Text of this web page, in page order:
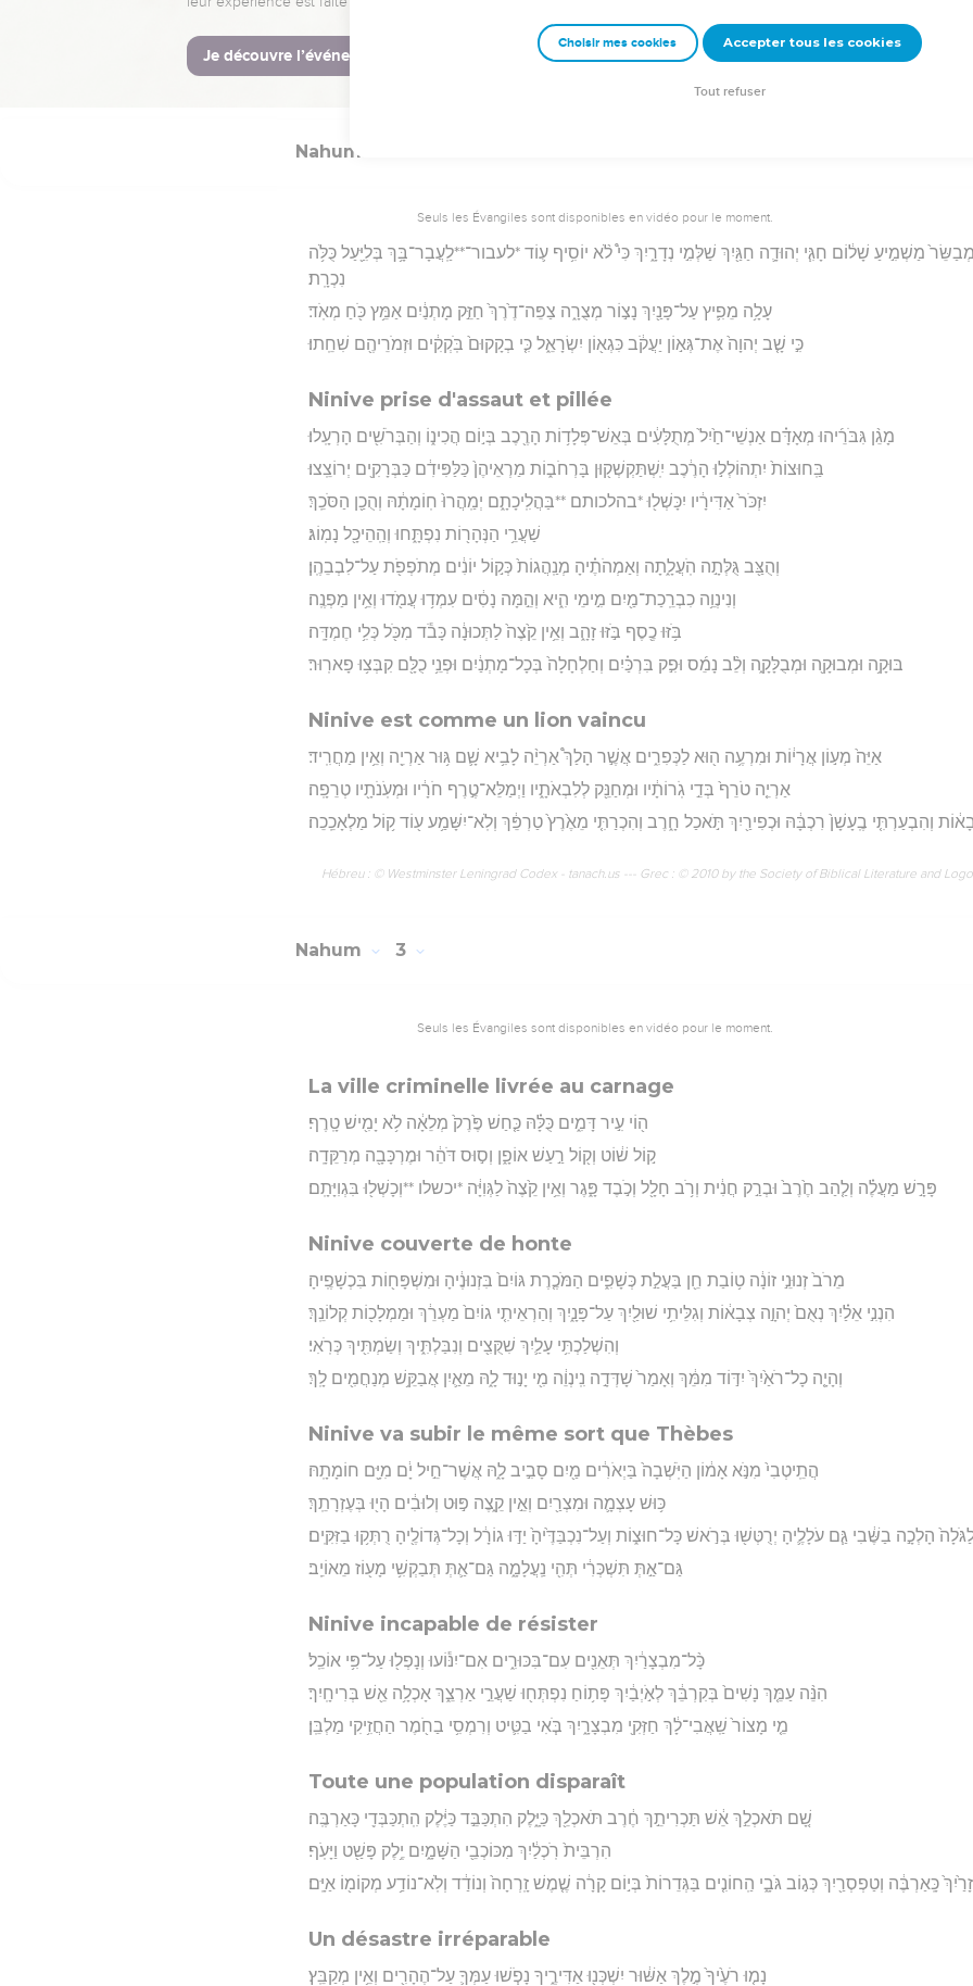
וְצִוָּ֤ה עָלֶ֙יךָ֙ יְהוָ֔ה לֹֽא־יִזָּרַ֥ע מִשִּׁמְךָ֖ ע֑וֹד מִבֵּ֨ית אֱלֹהֶ֜יךָ אַכְרִ֨ית פֶּ֧סֶל וּמַסֵּכָ֛ה אָשִׂ֥ים קִבְרֶ֖ךָ כִּ֥י קַלּֽוֹתָ׃
Hébreu : © Westminster Leningrad Codex - tanach.us --- Grec : © 2010 by the Society of Biblical Literature and
Nahum
Seuls les Évangiles sont disponibles en vidéo pour le moment.
מַשְׁמִ֣יעַ שָׁל֔וֹם חָגִּ֧י יְהוּדָ֛ה חַגַּ֖יִךְ שַׁלְּמִ֣י נְדָרָ֑יִךְ כִּי֩ לֹ֨א יוֹסִ֥יף ע֛וֹד *לעבור־**לַֽעֲבָר־בָּ֥ךְ בְּלִיַּ֖עַל כֻּלֹּ֥ה
נִכְרָֽת׃
עָלָ֥ה מֵפִ֛יץ עַל־פָּנַ֖יִךְ נָצ֣וֹר מְצֻרָ֑ה צַפֵּה־דֶ֙רֶךְ֙ חַזֵּ֣ק מָתְנַ֔יִם אַמֵּ֥ץ כֹּ֖חַ מְאֹֽד׃
כִּ֣י שָׁ֤ב יְהוָה֙ אֶת־גְּא֣וֹן יַעֲקֹ֔ב כִּגְא֖וֹן יִשְׂרָאֵ֑ל כִּ֤י בְקָקוּם֙ בֹּֽקְקִ֔ים וּזְמֹרֵיהֶ֖ם שִׁחֵֽתוּ׃
Ninive prise d'assaut et pillée
מָגֵ֨ן גִּבֹּרֵ֜יהוּ מְאָדָּ֗ם אַנְשֵׁי־חַ֙יִל֙ מְתֻלָּעִ֔ים בְּאֵשׁ־פְּלָד֥וֹת הָרֶ֖כֶב בְּי֣וֹם הֲכִינ֑וֹ וְהַבְּרֹשִׁ֖ים הָרְעָֽלוּ׃
בַּֽחוּצוֹת֙ יִתְהוֹלְל֣וּ הָרֶ֔כֶב יִֽשְׁתַּקְשְׁק֖וּן בָּרְחֹב֑וֹת מַרְאֵיהֶן֙ כַּלַּפִּידִ֔ם כַּבְּרָקִ֖ים יְרוֹצֵֽצוּ׃
יִזְכֹּר֙ אַדִּירָ֔יו יִכָּשְׁל֖וּ *בהלכותם **בַּהֲלִֽיכָתָ֑ם יְמַֽהֲרוּ֙ חֽוֹמָתָ֔הּ וְהֻכַ֖ן הַסֹּכֵֽךְ׃
שַׁעֲרֵ֥י הַנְּהָר֖וֹת נִפְתָּ֑חוּ וְהַֽהֵיכָ֖ל נָמֽוֹג׃
וְהֻצַּ֖ב גֻּלְּתָ֣ה הֹֽעֲלָ֑תָה וְאַמְהֹתֶ֗יהָ מְנַֽהֲגוֹת֙ כְּק֣וֹל יוֹנִ֔ים מְתֹפְפֹ֖ת עַל־לִבְבֵהֶֽן׃
וְנִינְוֵ֥ה כִבְרֵֽכַת־מַ֖יִם מִ֣ימֵי הִ֑יא וְהֵ֣מָּה נָסִ֔ים עִמְד֥וּ עֲמֹ֖דוּ וְאֵ֥ין מַפְנֶֽה׃
בֹּ֥זּוּ כֶ֖סֶף בֹּ֣זּוּ זָהָ֑ב וְאֵ֥ין קֵ֙צֶה֙ לַתְּכוּנָ֔ה כָּבֹ֕ד מִכֹּ֖ל כְּלִ֥י חֶמְדָּֽה׃
בּוּקָ֥ה וּמְבוּקָ֖ה וּמְבֻלָּקָ֑ה וְלֵ֨ב נָמֵ֜ס וּפִ֣ק בִּרְכַּ֗יִם וְחַלְחָלָה֙ בְּכָל־מָתְנַ֔יִם וּפְנֵ֥י כֻלָּ֖ם קִבְּצ֥וּ פָארֽוּר׃
Ninive est comme un lion vaincu
אַיֵּה֙ מְע֣וֹן אֲרָי֔וֹת וּמִרְעֶ֥ה ה֖וּא לַכְּפִרִ֑ים אֲשֶׁ֣ר הָלַךְ֩ אַרְיֵ֨ה לָבִ֥יא שָׁ֛ם גּ֥וּר אַרְיֵ֖ה וְאֵ֥ין מַחֲרִֽיד׃
אַרְיֵ֤ה טֹרֵף֙ בְּדֵ֣י גֹֽרוֹתָ֔יו וּמְחַנֵּ֖ק לְלִבְאֹתָ֑יו וַיְמַלֵּא־טֶ֣רֶף חֹרָ֔יו וּמְעֹֽנֹתָ֖יו טְרֵפָֽה׃
וְהִבְעַרְתִּ֤י בֶֽעָשָׁן֙ רִכְבָּ֔הּ וּכְפִירַ֖יִךְ תֹּ֣אכַל חָ֑רֶב וְהִכְרַתִּ֤י מֵאֶ֙רֶץ֙ טַרְפֵּ֔ךְ וְלֹֽא־יִשָּׁמַ֥ע ע֖וֹד ק֥וֹל מַלְאָכֵֽכֵה׃
Hébreu : © Westminster Leningrad Codex - tanach.us --- Grec : © 2010 by the Society of Biblical Literature and
Nahum 3
Seuls les Évangiles sont disponibles en vidéo pour le moment.
La ville criminelle livrée au carnage
ה֖וֹי עִ֣יר דָּמִ֑ים כֻּלָּ֗הּ כַּ֤חַשׁ פֶּ֙רֶק֙ מְלֵאָ֔ה לֹ֥א יָמִ֖ישׁ טָֽרֶף׃
ק֣וֹל שׁ֔וֹט וְק֖וֹל רַ֣עַשׁ אוֹפָ֑ן וְס֣וּס דֹּהֵ֔ר וּמֶרְכָּבָ֖ה מְרַקֵּדָֽה׃
פָּרָ֣שׁ מַעֲלֶ֗ה וְלַ֤הַב חֶ֙רֶב֙ וּבְרַ֣ק חֲנִ֔ית וְרֹ֥ב חָלָ֖ל וְכֹ֣בֶד פָּ֑גֶר וְאֵ֥ין קֵ֙צֶה֙ לַגְּוִיָּ֔ה *יכשלו **וְכָשְׁל֖וּ בִּגְוִיָּתָֽם׃
Ninive couverte de honte
מֵרֹב֙ זְנוּנֵ֣י זוֹנָ֔ה ט֥וֹבַת חֵ֖ן בַּעֲלַ֣ת כְּשָׁפִ֑ים הַמֹּכֶ֤רֶת גּוֹיִם֙ בִּזְנוּנֶ֔יהָ וּמִשְׁפָּח֖וֹת בִּכְשָׁפֶֽיהָ׃
הִנְנִ֣י אֵלַ֗יִךְ נְאֻם֙ יְהוָ֣ה צְבָא֔וֹת וְגִלֵּיתִ֥י שׁוּלַ֖יִךְ עַל־פָּנָ֑יִךְ וְהַרְאֵיתִ֤י גוֹיִם֙ מַעְרֵ֔ךְ וּמַמְלָכ֖וֹת קְלוֹנֵֽךְ׃
וְהִשְׁלַכְתִּ֥י עָלַ֛יִךְ שִׁקֻּצִ֖ים וְנִבַּלְתִּ֑יךְ וְשַׂמְתִּ֖יךְ כְּרֹֽאִי׃
וְהָיָ֤ה כָל־רֹאַ֙יִךְ֙ יִדּ֣וֹד מִמֵּ֔ךְ וְאָמַר֙ שָׁדְּדָ֣ה נִֽינְוֵ֔ה מִ֖י יָנ֣וּד לָ֑הּ מֵאַ֛יִן אֲבַקֵּ֥שׁ מְנַחֲמִ֖ים לָֽךְ׃
Ninive va subir le même sort que Thèbes
הֲתֵֽיטְבִי֙ מִנֹּ֣א אָמ֔וֹן הַיֹּֽשְׁבָה֙ בַּיְאֹרִ֔ים מַ֖יִם סָבִ֣יב לָ֑הּ אֲשֶׁר־חֵ֣יל יָ֔ם מִיָּ֖ם חוֹמָתָֽהּ׃
כּ֥וּשׁ עָצְמָ֛ה וּמִצְרַ֖יִם וְאֵ֣ין קֵ֑צֶה פּ֣וּט וְלוּבִ֔ים הָי֖וּ בְּעֶזְרָתֵֽךְ׃
הָלְכָ֣ה בַשֶּׁ֔בִי גַּ֧ם עֹלָלֶ֛יהָ יְרֻטְּשׁ֖וּ בְּרֹ֣אשׁ כָּל־חוּצ֑וֹת וְעַל־נִכְבַּדֶּ֙יהָ֙ יַדּ֣וּ גוֹרָ֔ל וְכָל־גְּדוֹלֶ֖יהָ רֻתְּק֥וּ בַזִּקִּֽים׃
גַּם־אַ֣תְּ תִּשְׁכְּרִ֔י תְּהִ֖י נַֽעֲלָמָ֑ה גַּם־אַ֛תְּ תְּבַקְשִׁ֥י מָע֖וֹז מֵאוֹיֵֽב׃
Ninive incapable de résister
כָּ֨ל־מִבְצָרַ֔יִךְ תְּאֵנִ֖ים עִם־בִּכּוּרִ֑ים אִם־יִנּ֕וֹעוּ וְנָפְל֖וּ עַל־פִּ֥י אוֹכֵֽל׃
הִנֵּ֨ה עַמֵּ֤ךְ נָשִׁים֙ בְּקִרְבֵּ֔ךְ לְאֹ֣יְבַ֔יִךְ פָּת֥וֹחַ נִפְתְּח֖וּ שַׁעֲרֵ֣י אַרְצֵ֑ךְ אָכְלָ֥ה אֵ֖שׁ בְּרִיחָֽיִך׃
מֵ֤י מָצוֹר֙ שַֽׁאֲבִי־לָ֔ךְ חַזְּקִ֖י מִבְצָרָ֑יִךְ בֹּ֧אִי בַטִּ֛יט וְרִמְסִ֥י בַחֹ֖מֶר הַחֲזִ֥יקִי מַלְבֵּֽן׃
Toute une population disparaît
שָׁ֚ם תֹּאכְלֵ֣ךְ אֵ֔שׁ תַּכְרִיתֵ֣ךְ חֶ֔רֶב תֹּאכְלֵ֖ךְ כַּיָּ֑לֶק הִתְכַּבֵּ֣ד כַּיֶּ֔לֶק הִֽתְכַּבְּדִ֖י כָּאַרְבֶּֽה׃
הִרְבֵּית֙ רֹֽכְלַ֔יִךְ מִכּוֹכְבֵ֖י הַשָּׁמָ֑יִם יֶ֥לֶק פָּשַׁ֖ט וַיָּעֹֽף׃
כָּֽאַרְבֶּ֔ה וְטַפְסְרַ֖יִךְ כְּג֣וֹב גֹּבָ֑י הַֽחוֹנִ֤ים בַּגְּדֵרוֹת֙ בְּי֣וֹם קָרָ֔ה שֶׁ֤מֶשׁ זָֽרְחָה֙ וְנוֹדַ֔ד וְלֹֽא־נוֹדַ֥ע מְקוֹמ֖וֹ אַיָּֽם׃
Un désastre irréparable
נָמ֤וּ רֹעֶ֙יךָ֙ מֶ֣לֶךְ אַשּׁ֔וּר יִשְׁכְּנ֖וּ אַדִּירֶ֑יךָ נָפֹ֧שׁוּ עַמְּךָ֛ עַל־הֶהָרִ֖ים וְאֵ֥ין מְקַבֵּֽץ׃
Choisir mes cookies Accepter tous les cookies
Tout refuser